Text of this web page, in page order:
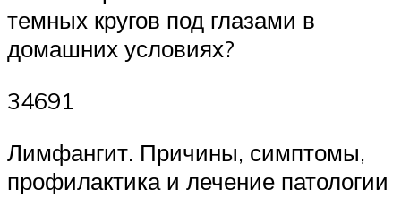
темных кругов под глазами в
домашних условиях?
34691
Лимфангит. Причины, симптомы,
профилактика и лечение патологии